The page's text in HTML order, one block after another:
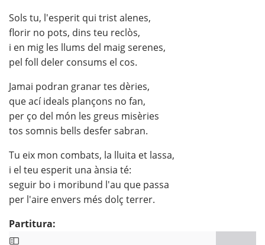
Sols tu, l'esperit qui trist alenes,
florir no pots, dins teu reclòs,
i en mig les llums del maig serenes,
pel foll deler consums el cos.
Jamai podran granar tes dèries,
que ací ideals plançons no fan,
per ço del món les greus misèries
tos somnis bells desfer sabran.
Tu eix mon combats, la lluita et lassa,
i el teu esperit una ànsia té:
seguir bo i moribund l'au que passa
per l'aire envers més dolç terrer.
Partitura: